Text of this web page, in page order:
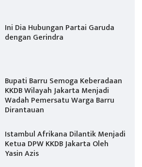
Ini Dia Hubungan Partai Garuda
dengan Gerindra
Bupati Barru Semoga Keberadaan
KKDB Wilayah Jakarta Menjadi
Wadah Pemersatu Warga Barru
Dirantauan
Istambul Afrikana Dilantik Menjadi
Ketua DPW KKDB Jakarta Oleh
Yasin Azis